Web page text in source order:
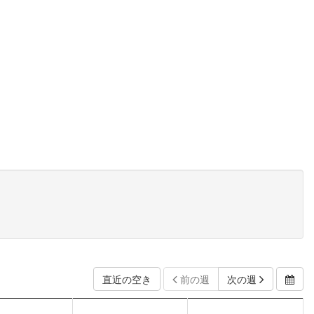
直近の空き
前の週 次の週